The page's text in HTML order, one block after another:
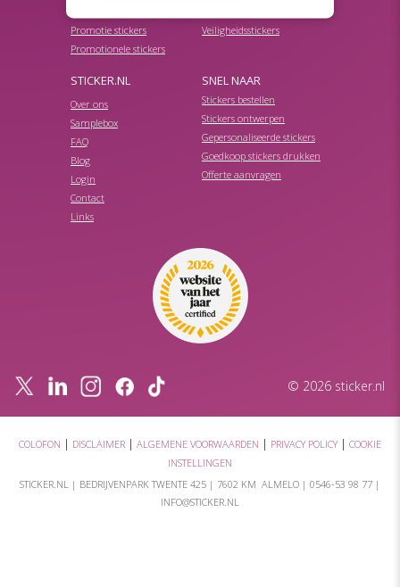
Promotie stickers
Promotionele stickers
Veiligheidsstickers
STICKER.NL
Over ons
Samplebox
FAQ
Blog
Login
Contact
Links
SNEL NAAR
Stickers bestellen
Stickers ontwerpen
Gepersonaliseerde stickers
Goedkoop stickers drukken
Offerte aanvragen
© 2026 sticker.nl
COLOFON | DISCLAIMER | ALGEMENE VOORWAARDEN | PRIVACY POLICY| COOKIE
INSTELLINGEN
STICKER.NL | BEDRIJVENPARK TWENTE 425 | 7602 KM ALMELO | 0546-53 98 77 |
INFO@STICKER.NL